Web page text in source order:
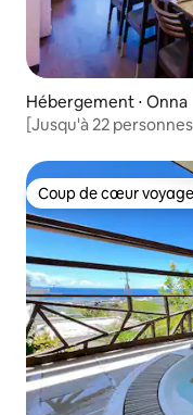
Hébergement ⋅ Onna
[Jusqu'à 22
recommandé pour
Coup de cœur
Coup de cœur